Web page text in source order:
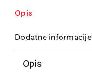
Opis
Dodatne informacije
Opis